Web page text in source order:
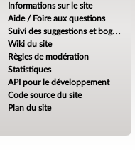
Informations sur le site
Aide / Foire aux questions
Suivi des suggestions et bogues
Wiki du site
Règles de modération
Statistiques
API pour le développement
Code source du site
Plan du site